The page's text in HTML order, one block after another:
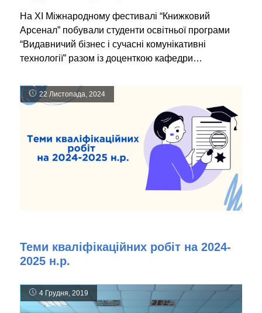
На XI Міжнародному фестивалі “Книжковий
Арсенал” побували студенти освітньої програми
“Видавничий бізнес і сучасні комунікативні
технології” разом із доценткою кафедри…
22 Листопада, 2024
Теми кваліфікаційних робіт на 2024-
2025 н.р.
4 Грудня, 2019